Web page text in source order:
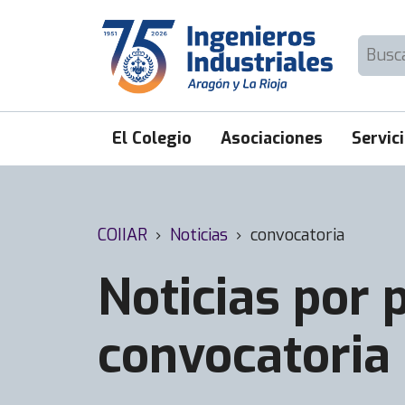
Buscar:
El Colegio Asociaciones
COIIAR › Noticias › convocatoria
Noticias por
convocatoria